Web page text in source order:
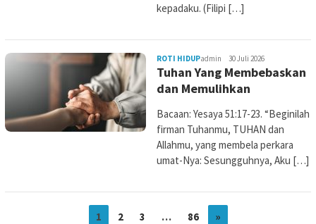
kepadaku. (Filipi […]
ROTI HIDUPadmin 30 Juli 2026
Tuhan Yang Membebaskan
dan Memulihkan
Bacaan: Yesaya 51:17-23. “Beginilah
firman Tuhanmu, TUHAN dan
Allahmu, yang membela perkara
umat-Nya: Sesungguhnya, Aku […]
1 2 3 … 86 »